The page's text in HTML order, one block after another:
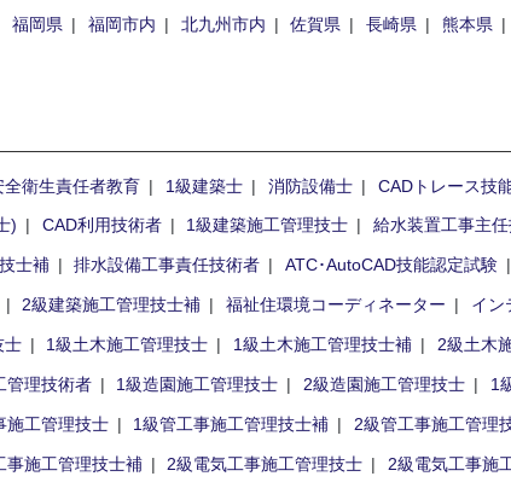
福岡県
福岡市内 北九州市内 佐賀県 長崎県 熊本県
全衛生責任者教育 1級建築士 消防設備士 CADトレース技
)
CAD利用技術者 1級建築施工管理技士 給水装置工事主
士補
排水設備工事責任技術者 ATC･AutoCAD技能認定試験
2級建築施工管理技士補
福祉住環境コーディネーター
イン
士
1級土木施工管理技士 1級土木施工管理技士補 2級土木
管理技術者
1級造園施工管理技士 2級造園施工管理技士
1
施工管理技士
1級管工事施工管理技士補 2級管工事施工管理
事施工管理技士補
2級電気工事施工管理技士
2級電気工事施